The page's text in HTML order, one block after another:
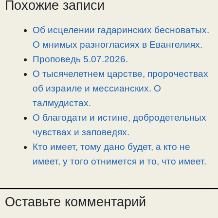
a
Похожие записи
Об исцелении гадаринских бесноватых.
О мнимых разногласиях в Евангелиях.
Проповедь 5.07.2026.
О тысячелетнем царстве, пророчествах
об израиле и мессианских. О
талмудистах.
О благодати и истине, добродетельных
чувствах и заповедях.
Кто имеет, тому дано будет, а кто не
имеет, у того отнимется и то, что имеет.
Оставьте комментарий